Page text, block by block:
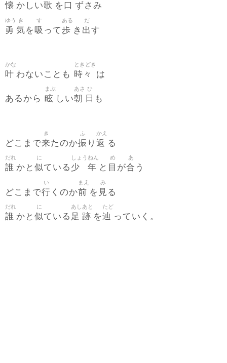
懐 かしい歌 を 口 ずさみ
勇
ゆう
気
き
を吸
す
って歩
ある
き 出
だ
す
叶
かな
わないことも 時々
ときどき
は
あるから 眩
まぶ
しい朝
あさ
日
ひ
も
どこまで来
き
たのか振
ふ
り 返
かえ
る
誰
だれ
かと 似
に
ている 少
しょう
年
ねん
と 目
め
が合
あ
う
どこまで行
い
くのか前
まえ
を 見
み
る
誰
だれ
かと 似
に
ている 足
あし
跡
あと
を辿
たど
っていく。